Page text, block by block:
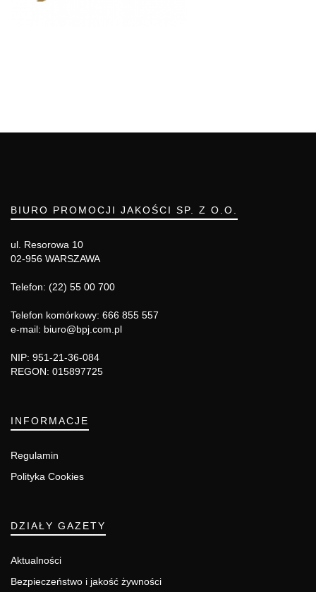
BIURO PROMOCJI JAKOŚCI SP. Z O.O.
ul. Resorowa 10
02-956 WARSZAWA
Telefon: (22) 55 00 700
Telefon komórkowy: 666 855 557
e-mail: biuro@bpj.com.pl
NIP: 951-21-36-084
REGON: 015897725
INFORMACJE
Regulamin
Polityka Cookies
DZIAŁY GAZETY
Aktualności
Bezpieczeństwo i jakość żywności